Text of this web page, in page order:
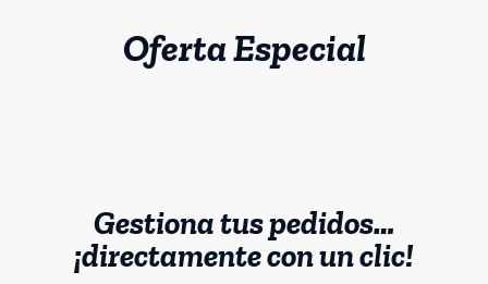
Oferta Especial
Gestiona tus pedidos…
¡directamente con un clic!